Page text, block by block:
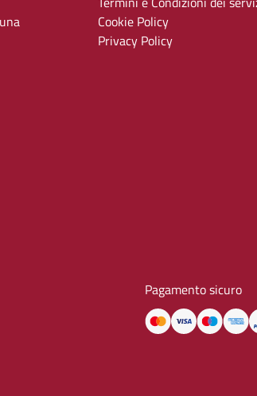
Cookie Policy
Privacy Policy
Pagamento sicuro